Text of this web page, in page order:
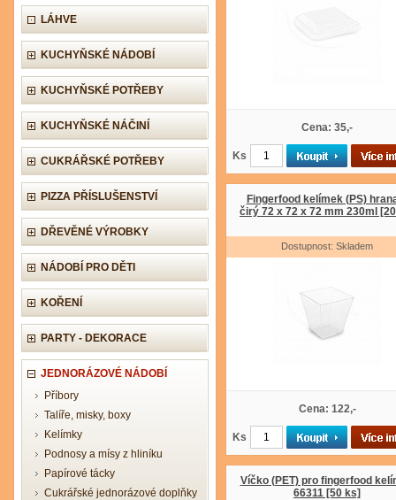
LÁHVE
KUCHYŇSKÉ NÁDOBÍ
KUCHYŇSKÉ POTŘEBY
KUCHYŇSKÉ NÁČINÍ
CUKRÁŘSKÉ POTŘEBY
PIZZA PŘÍSLUŠENSTVÍ
DŘEVĚNÉ VÝROBKY
NÁDOBÍ PRO DĚTI
KOŘENÍ
PARTY - DEKORACE
JEDNORÁZOVÉ NÁDOBÍ
Příbory
Talíře, misky, boxy
Kelímky
Podnosy a mísy z hliníku
Papírové tácky
Cukrářské jednorázové doplňky
Cena: 35,-
Ks
Fingerfood kelímek (PS)
čirý 72 x 72 x 72 mm 230ml
Dostupnost: Skladem
Cena: 122,-
Ks
Víčko (PET) pro fingerfood
66311 [50 ks]